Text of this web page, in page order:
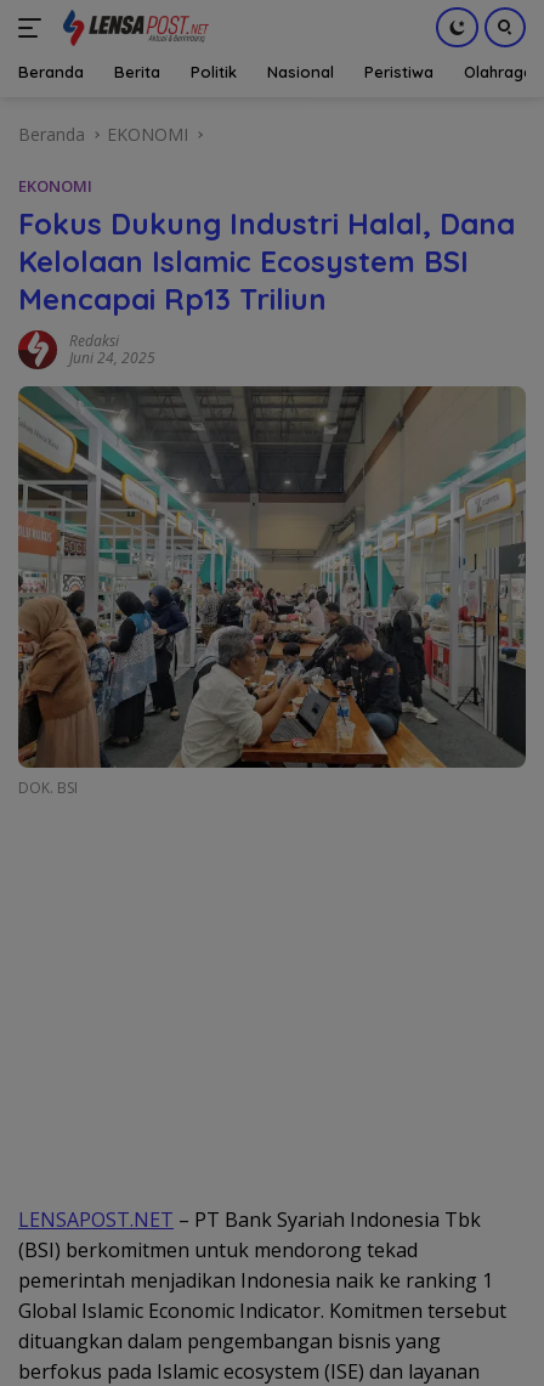
Beranda Berita Politik Nasional Peristiwa Olahraga
Beranda EKONOMI
EKONOMI
Fokus Dukung Industri Halal, Dana
Kelolaan Islamic Ecosystem BSI
Mencapai Rp13 Triliun
Redaksi
Juni 24, 2025
DOK. BSI
LENSAPOST.NET – PT Bank Syariah Indonesia Tbk
(BSI) berkomitmen untuk mendorong tekad
pemerintah menjadikan Indonesia naik ke ranking 1
Global Islamic Economic Indicator. Komitmen tersebut
dituangkan dalam pengembangan bisnis yang
berfokus pada Islamic ecosystem (ISE) dan layanan